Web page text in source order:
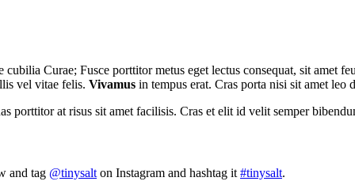
Curae; Fusce porttitor metus eget lectus consequat, sit amet
vel vitae felis. Vivamus in tempus erat. Cras porta nisi sit amet
porttitor at risus sit amet facilisis. Cras et elit id velit semper
and tag @tinysalt on Instagram and hashtag it #tinysalt.